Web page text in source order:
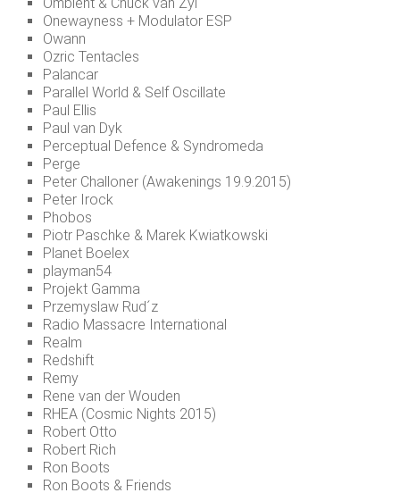
Ombient & Chuck van Zyl
Onewayness + Modulator ESP
Owann
Ozric Tentacles
Palancar
Parallel World & Self Oscillate
Paul Ellis
Paul van Dyk
Perceptual Defence & Syndromeda
Perge
Peter Challoner (Awakenings 19.9.2015)
Peter Irock
Phobos
Piotr Paschke & Marek Kwiatkowski
Planet Boelex
playman54
Projekt Gamma
Przemyslaw Rud´z
Radio Massacre International
Realm
Redshift
Remy
Rene van der Wouden
RHEA (Cosmic Nights 2015)
Robert Otto
Robert Rich
Ron Boots
Ron Boots & Friends